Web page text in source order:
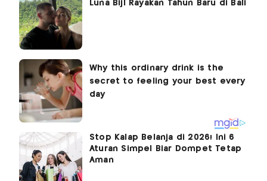
Luna Bijl Rayakan Tahun Baru di Bali
Stop Kalap Belanja di 2026! Ini 6
Aturan Simpel Biar Dompet Tetap
Aman